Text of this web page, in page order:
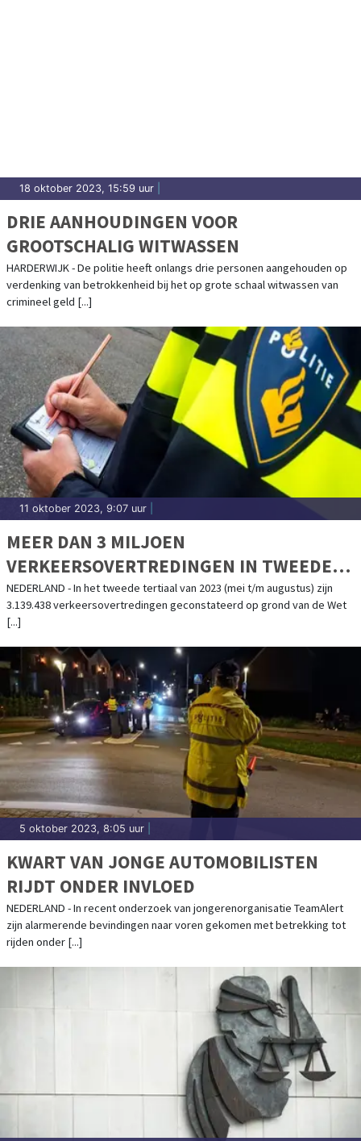
18 oktober 2023, 15:59 uur
DRIE AANHOUDINGEN VOOR
GROOTSCHALIG WITWASSEN
HARDERWIJK - De politie heeft onlangs drie personen aangehouden op
verdenking van betrokkenheid bij het op grote schaal witwassen van
crimineel geld [...]
11 oktober 2023, 9:07 uur
MEER DAN 3 MILJOEN
VERKEERSOVERTREDINGEN IN TWEEDE
TERTIAAL 2023
NEDERLAND - In het tweede tertiaal van 2023 (mei t/m augustus) zijn
3.139.438 verkeersovertredingen geconstateerd op grond van de Wet
[...]
5 oktober 2023, 8:05 uur
KWART VAN JONGE AUTOMOBILISTEN
RIJDT ONDER INVLOED
NEDERLAND - In recent onderzoek van jongerenorganisatie TeamAlert
zijn alarmerende bevindingen naar voren gekomen met betrekking tot
rijden onder [...]